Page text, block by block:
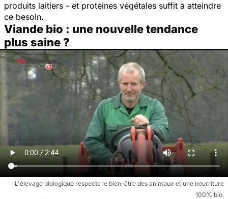
produits laitiers - et protéines végétales suffit à atteindre
ce besoin.
Viande bio : une nouvelle tendance
plus saine ?
L'élevage biologique respecte le bien-être des animaux et une nourriture
100% bio.